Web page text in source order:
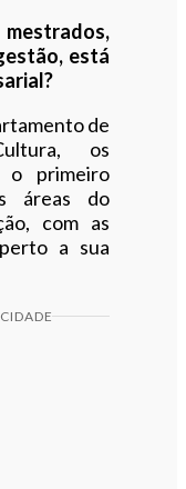
está
de
os
o primeiro
áreas do
com as
a sua